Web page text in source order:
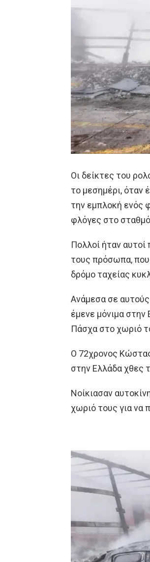
Οι δείκτες του
το μεσημέρι, όταν
την εμπλοκή ενός
φλόγες στο
Πολλοί ήταν
τους πρόσωπα, που
δρόμο ταχείας
Ανάμεσα σε αυτούς
έμενε μόνιμα στην
Πάσχα στο χωριό
Ο 72χρονος
στην Ελλάδα χθες
Νοίκιασαν
χωριό τους για να